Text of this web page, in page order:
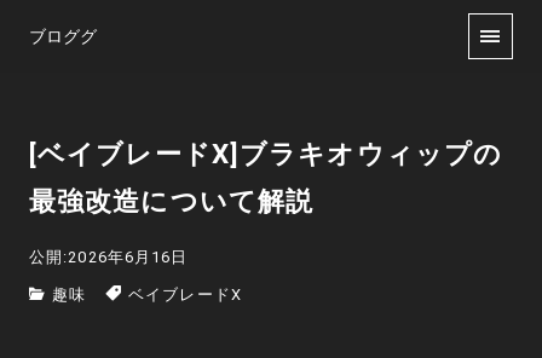
ブロググ
[ベイブレードX]ブラキオウィップの
最強改造について解説
公開:2026年6月16日
趣味 ベイブレードX